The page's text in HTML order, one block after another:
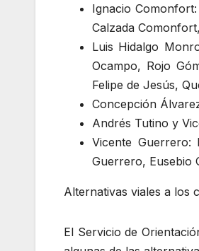
Ignacio
Calzada
Luis Hidalgo
Ocampo, Rojo
Felipe de Jesús,
Concepción
Andrés Tutino y
Vicente Guerrero:
Guerrero, Eusebio
Alternativas viales a los
El Servicio de